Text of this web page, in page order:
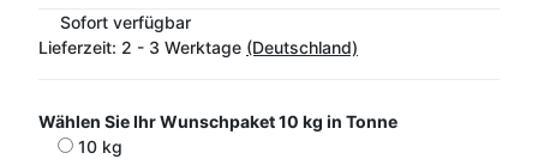
Sofort verfügbar
Lieferzeit: 2 - 3 Werktage (Deutschland)
Wählen Sie Ihr Wunschpaket10 kg in Tonne
10 kg